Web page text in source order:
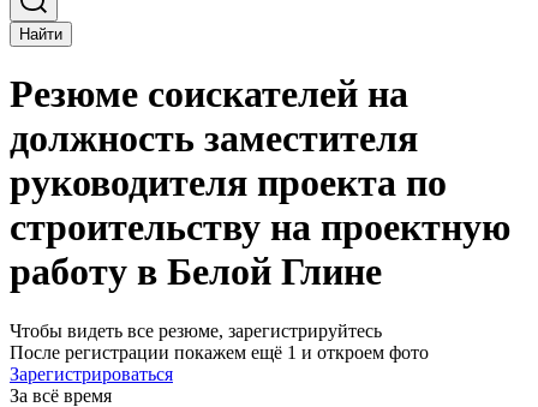
Найти
Резюме соискателей на
должность заместителя
руководителя проекта по
строительству на проектную
работу в Белой Глине
Чтобы видеть все резюме, зарегистрируйтесь
После регистрации покажем ещё 1 и откроем фото
Зарегистрироваться
За всё время